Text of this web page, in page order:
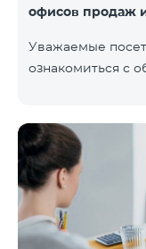
план не будет
расторгнут в
основной номер
офисов продаж
Уважаемые
ознакомиться с
Регионы В офисах соблюдены соответствующие
меры для
наших